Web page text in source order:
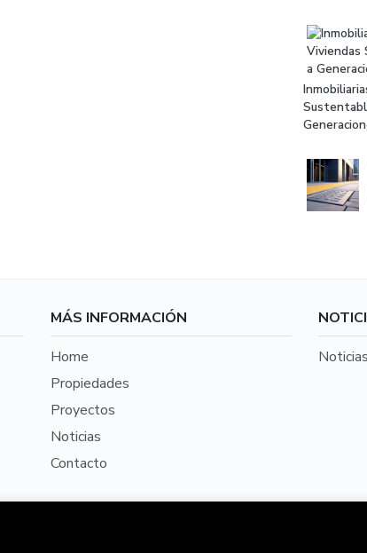
MÁS INFORMACIÓN
Home
Propiedades
Proyectos
Noticias
Contacto
Noticias
a VendoOnline SpA | Desarrollada por Brouter SpA